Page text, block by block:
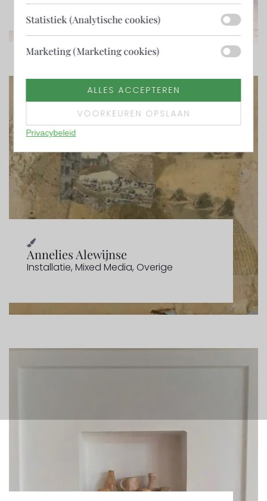
Annelies Alewijnse
Installatie, Mixed Media, Overige
Statistiek (Analytische cookies)
Marketing (Marketing cookies)
ALLES ACCEPTEREN
VOORKEUREN OPSLAAN
Privacybeleid